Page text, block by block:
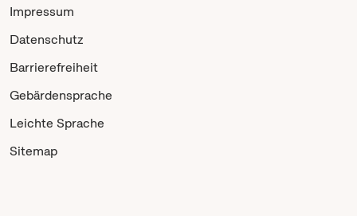
Impressum
Datenschutz
Barrierefreiheit
Gebärdensprache
Leichte Sprache
Sitemap